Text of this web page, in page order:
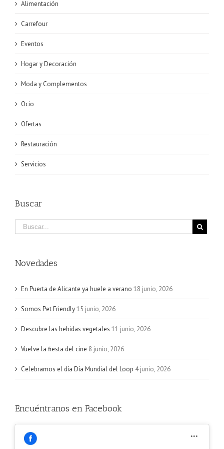
Alimentación
Carrefour
Eventos
Hogar y Decoración
Moda y Complementos
Ocio
Ofertas
Restauración
Servicios
Buscar
Novedades
En Puerta de Alicante ya huele a verano 18 junio, 2026
Somos Pet Friendly15 junio, 2026
Descubre las bebidas vegetales 11 junio, 2026
Vuelve la fiesta del cine 8 junio, 2026
Celebramos el día Día Mundial del Loop 4 junio, 2026
Encuéntranos en Facebook